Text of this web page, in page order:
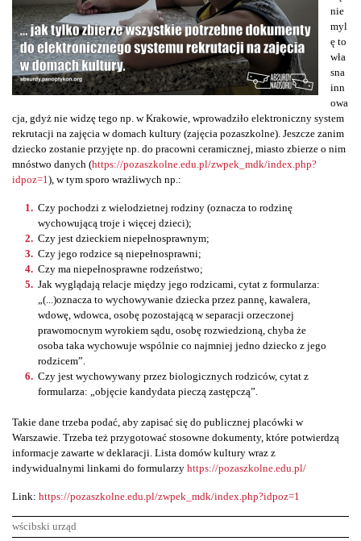
nie
myl
ę to
wła
sna
inn
owa
cja, gdyż nie widzę tego np. w Krakowie, wprowadziło elektroniczny system
rekrutacji na zajęcia w domach kultury (zajęcia pozaszkolne). Jeszcze zanim
dziecko zostanie przyjęte np. do pracowni ceramicznej, miasto zbierze o nim
mnóstwo danych (https://pozaszkolne.edu.pl/zwpek_mdk/index.php?
idpoz=1), w tym sporo wrażliwych np.:
Czy pochodzi z wielodzietnej rodziny (oznacza to rodzinę
wychowującą troje i więcej dzieci);
Czy jest dzieckiem niepełnosprawnym;
Czy jego rodzice są niepełnosprawni;
Czy ma niepełnosprawne rodzeństwo;
Jak wyglądają relacje między jego rodzicami, cytat z formularza:
„(...)oznacza to wychowywanie dziecka przez pannę, kawalera,
wdowę, wdowca, osobę pozostającą w separacji orzeczonej
prawomocnym wyrokiem sądu, osobę rozwiedzioną, chyba że
osoba taka wychowuje wspólnie co najmniej jedno dziecko z jego
rodzicem”.
Czy jest wychowywany przez biologicznych rodziców, cytat z
formularza: „objęcie kandydata pieczą zastępczą”.
Takie dane trzeba podać, aby zapisać się do publicznej placówki w
Warszawie. Trzeba też przygotować stosowne dokumenty, które potwierdzą
informacje zawarte w deklaracji. Lista domów kultury wraz z
indywidualnymi linkami do formularzy https://pozaszkolne.edu.pl/
Link: https://pozaszkolne.edu.pl/zwpek_mdk/index.php?idpoz=1
wścibski urząd